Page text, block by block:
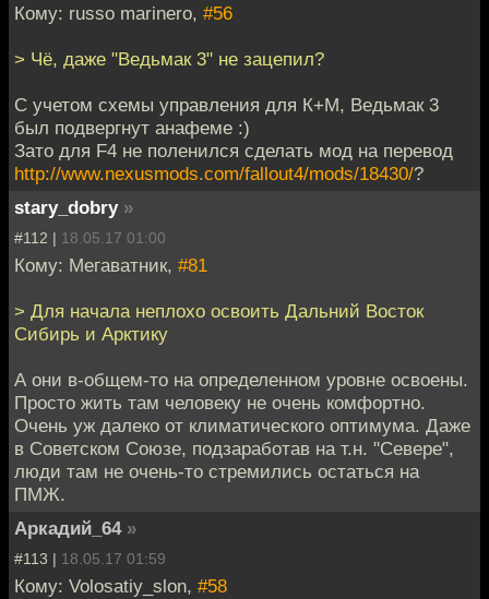
Кому: russo marinero, #56
> Чё, даже "Ведьмак 3" не зацепил?
С учетом схемы управления для К+М, Ведьмак 3
был подвергнут анафеме :)
Зато для F4 не поленился сделать мод на перевод
http://www.nexusmods.com/fallout4/mods/18430/?
stary_dobry »
#112 | 18.05.17 01:00
Кому: Мегаватник, #81
> Для начала неплохо освоить Дальний Восток
Сибирь и Арктику
А они в-общем-то на определенном уровне освоены.
Просто жить там человеку не очень комфортно.
Очень уж далеко от климатического оптимума. Даже
в Советском Союзе, подзаработав на т.н. "Севере",
люди там не очень-то стремились остаться на
ПМЖ.
Аркадий_64 »
#113 | 18.05.17 01:59
Кому: Volosatiy_slon, #58